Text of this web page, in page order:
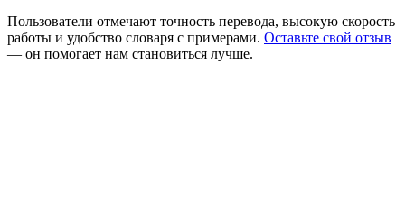
Пользователи отмечают точность перевода, высокую скорость
работы и удобство словаря с примерами. Оставьте свой отзыв
— он помогает нам становиться лучше.